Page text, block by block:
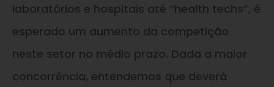
laboratórios e hospitais até “health techs”, é
esperado um aumento da competição
neste setor no médio prazo. Dada a maior
concorrência, entendemos que deverá